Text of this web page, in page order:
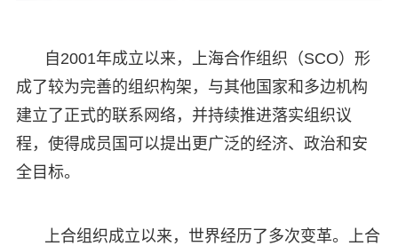
自2001年成立以来，上海合作组织（SCO）形
成了较为完善的组织构架，与其他国家和多边机构
建立了正式的联系网络，并持续推进落实组织议
程，使得成员国可以提出更广泛的经济、政治和安
全目标。
上合组织成立以来，世界经历了多次变革。上合